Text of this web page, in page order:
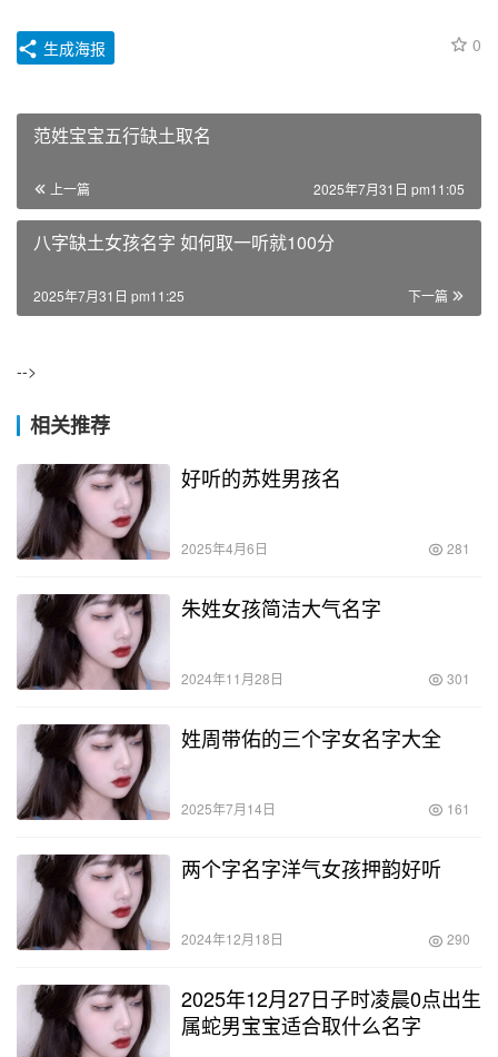
0
生成海报
范姓宝宝五行缺土取名
上一篇 2025年7月31日 pm11:05
八字缺土女孩名字 如何取一听就100分
下一篇
2025年7月31日 pm11:25
-->
相关推荐
好听的苏姓男孩名
2025年4月6日 281
朱姓女孩简洁大气名字
2024年11月28日 301
姓周带佑的三个字女名字大全
2025年7月14日 161
两个字名字洋气女孩押韵好听
2024年12月18日 290
2025年12月27日子时凌晨0点出生
属蛇男宝宝适合取什么名字